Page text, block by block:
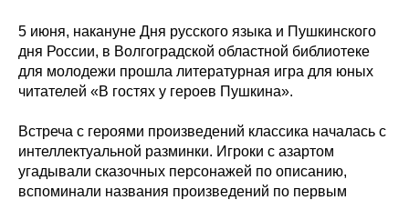
5 июня, накануне Дня русского языка и Пушкинского
дня России, в Волгоградской областной библиотеке
для молодежи прошла литературная игра для юных
читателей «В гостях у героев Пушкина».
Встреча с героями произведений классика началась с
интеллектуальной разминки. Игроки с азартом
угадывали сказочных персонажей по описанию,
вспоминали названия произведений по первым